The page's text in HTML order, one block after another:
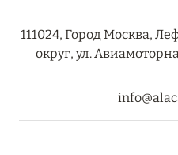
И ULTIMA COURCHEVEL
08 августа 2024
111024, Город Москва,
округ, ул.